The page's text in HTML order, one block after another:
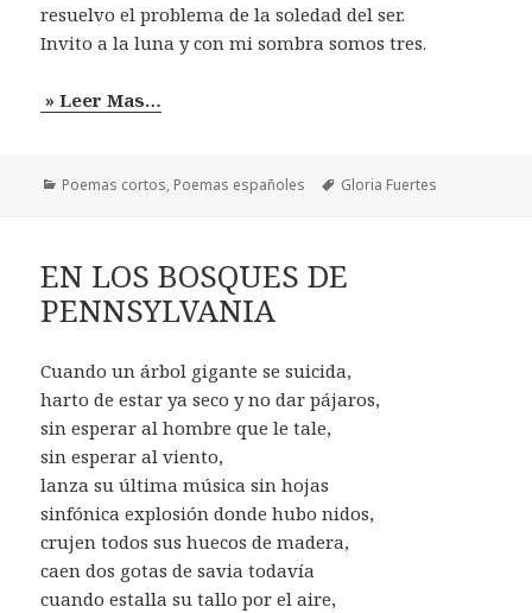
resuelvo el problema de la soledad del ser.
Invito a la luna y con mi sombra somos tres.
» Leer Mas…
Categorías
Poemas cortos, Poemas españoles Etiquetas
Gloria Fuertes
EN LOS BOSQUES DE
PENNSYLVANIA
Cuando un árbol gigante se suicida,
harto de estar ya seco y no dar pájaros,
sin esperar al hombre que le tale,
sin esperar al viento,
lanza su última música sin hojas
sinfónica explosión donde hubo nidos,
crujen todos sus huecos de madera,
caen dos gotas de savia todavía
cuando estalla su tallo por el aire,